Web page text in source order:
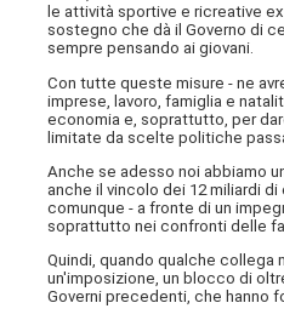
le attività sportive e ricreative
sostegno che dà il Governo di
sempre pensando ai giovani.
Con tutte queste misure - ne
imprese, lavoro, famiglia e
economia e, soprattutto, per
limitate da scelte politiche
Anche se adesso noi abbiamo
anche il vincolo dei 12 miliardi
comunque - a fronte di un
soprattutto nei confronti delle
Quindi, quando qualche collega
un'imposizione, un blocco di
Governi precedenti, che hanno